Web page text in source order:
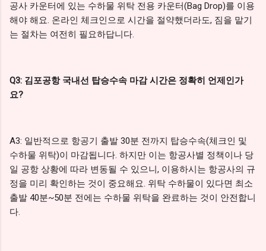
공사 카운터에 있는 수하물 위탁 전용 카운터(Bag Drop)를 이용
해야 해요. 온라인 체크인으로 시간을 절약했더라도, 짐을 맡기
는 절차는 여전히 필요하답니다.
Q3: 김포공항 국내선 탑승수속 마감 시간은 정확히 언제인가
요?
A3: 일반적으로 항공기 출발 30분 전까지 탑승수속(체크인 및
수하물 위탁)이 마감됩니다. 하지만 이는 항공사별 정책이나 당
일 공항 상황에 따라 변동될 수 있으니, 이용하시는 항공사의 규
정을 미리 확인하는 것이 중요해요. 위탁 수하물이 있다면 최소
출발 40분~50분 전에는 수하물 위탁을 완료하는 것이 안전합니
다.